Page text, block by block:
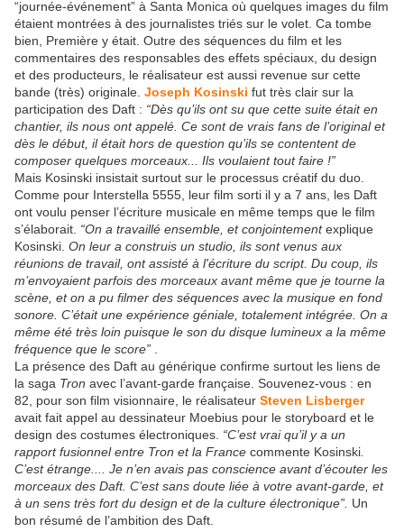
“journée-événement” à Santa Monica où quelques images du film
étaient montrées à des journalistes triés sur le volet. Ca tombe
bien, Première y était. Outre des séquences du film et les
commentaires des responsables des effets spéciaux, du design
et des producteurs, le réalisateur est aussi revenue sur cette
bande (très) originale. Joseph Kosinski fut très clair sur la
participation des Daft : “Dès qu’ils ont su que cette suite était en
chantier, ils nous ont appelé. Ce sont de vrais fans de l’original et
dès le début, il était hors de question qu’ils se contentent de
composer quelques morceaux... Ils voulaient tout faire !”
Mais Kosinski insistait surtout sur le processus créatif du duo.
Comme pour Interstella 5555, leur film sorti il y a 7 ans, les Daft
ont voulu penser l’écriture musicale en même temps que le film
s’élaborait. “On a travaillé ensemble, et conjointementexplique
Kosinski. On leur a construis un studio, ils sont venus aux
réunions de travail, ont assisté à l'écriture du script. Du coup, ils
m’envoyaient parfois des morceaux avant même que je tourne la
scène, et on a pu filmer des séquences avec la musique en fond
sonore. C’était une expérience géniale, totalement intégrée. On a
même été très loin puisque le son du disque lumineux a la même
fréquence que le score”
La présence des Daft au générique confirme surtout les liens de
la saga Tron avec l’avant-garde française. Souvenez-vous : en
82, pour son film visionnaire, le réalisateur Steven Lisberger
avait fait appel au dessinateur Moebius pour le storyboard et le
design des costumes électroniques. “C’est vrai qu’il y a un
rapport fusionnel entre Tron et la France commente Kosinski
C’est étrange.... Je n’en avais pas conscience avant d’écouter les
morceaux des Daft. C’est sans doute liée à votre avant-garde, et
à un sens très fort du design et de la culture électronique”. Un
bon résumé de l’ambition des Daft.